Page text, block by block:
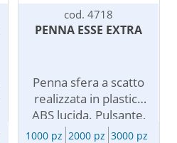
cod. 4718
PENNA ESSE EXTRA
Penna sfera a scatto
realizzata in plastica
ABS lucida. Pulsante,
inserto e anello di
1000 pz 2000 pz 3000 pz